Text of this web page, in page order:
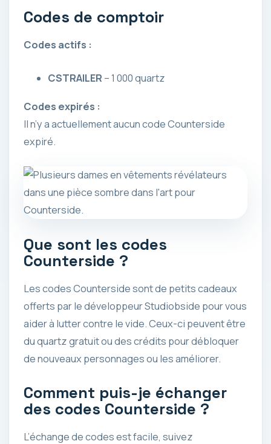
Codes de comptoir
Codes actifs :
CSTRAILER – 1 000 quartz
Codes expirés :
Il n’y a actuellement aucun code Counterside
expiré.
Que sont les codes
Counterside ?
Les codes Counterside sont de petits cadeaux
offerts par le développeur Studiobside pour vous
aider à lutter contre le vide. Ceux-ci peuvent être
du quartz gratuit ou des crédits pour débloquer
de nouveaux personnages ou les améliorer.
Comment puis-je échanger
des codes Counterside ?
L’échange de codes est facile, suivez